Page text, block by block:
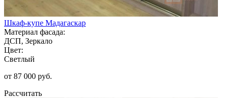
Шкаф-купе Мадагаскар
Материал фасада:
ДСП, Зеркало
Цвет:
Светлый
от 87 000 руб.
Рассчитать